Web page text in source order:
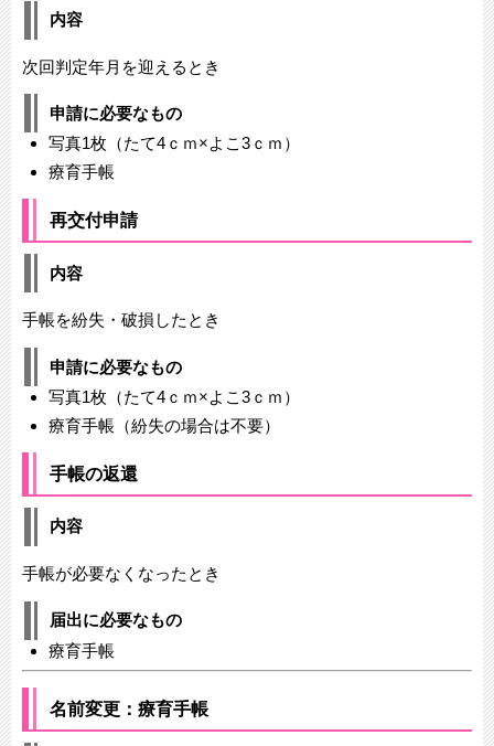
内容
次回判定年月を迎えるとき
申請に必要なもの
写真1枚（たて4ｃｍ×よこ3ｃｍ）
療育手帳
再交付申請
内容
手帳を紛失・破損したとき
申請に必要なもの
写真1枚（たて4ｃｍ×よこ3ｃｍ）
療育手帳（紛失の場合は不要）
手帳の返還
内容
手帳が必要なくなったとき
届出に必要なもの
療育手帳
名前変更：療育手帳